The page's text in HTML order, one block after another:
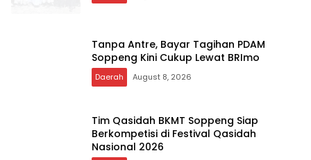
Tanpa Antre, Bayar Tagihan PDAM
Soppeng Kini Cukup Lewat BRImo
Daerah August 8, 2026
Tim Qasidah BKMT Soppeng Siap
Berkompetisi di Festival Qasidah
Nasional 2026